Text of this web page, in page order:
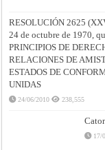
RESOLUCIÓN 2625
24 de octubre de 1970,
PRINCIPIOS DE
RELACIONES DE
ESTADOS DE
UNIDAS
24/06/2010 238,555
17/